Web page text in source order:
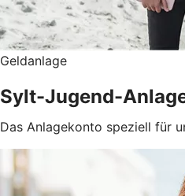
Geldanlage
Sylt-Jugend-
Das Anlagekonto speziell für